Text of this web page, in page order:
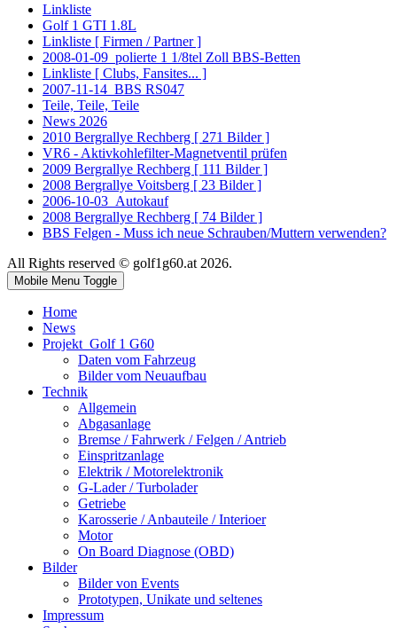
Linkliste
Golf 1 GTI 1.8L
Linkliste [ Firmen / Partner ]
2008-01-09_polierte 1 1/8tel Zoll BBS-Betten
Linkliste [ Clubs, Fansites... ]
2007-11-14_BBS RS047
Teile, Teile, Teile
News 2026
2010 Bergrallye Rechberg [ 271 Bilder ]
VR6 - Aktivkohlefilter-Magnetventil prüfen
2009 Bergrallye Rechberg [ 111 Bilder ]
2008 Bergrallye Voitsberg [ 23 Bilder ]
2006-10-03_Autokauf
2008 Bergrallye Rechberg [ 74 Bilder ]
BBS Felgen - Muss ich neue Schrauben/Muttern verwenden?
All Rights reserved © golf1g60.at 2026.
Mobile Menu Toggle
Home
News
Projekt_Golf 1 G60
Daten vom Fahrzeug
Bilder vom Neuaufbau
Technik
Allgemein
Abgasanlage
Bremse / Fahrwerk / Felgen / Antrieb
Einspritzanlage
Elektrik / Motorelektronik
G-Lader / Turbolader
Getriebe
Karosserie / Anbauteile / Interioer
Motor
On Board Diagnose (OBD)
Bilder
Bilder von Events
Prototypen, Unikate und seltenes
Impressum